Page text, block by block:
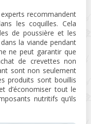
recommandent
les coquilles. Cela
de poussière et les
la viande pendant
ne peut garantir que
de crevettes non
sont non seulement
produits sont bouillis
d’économiser tout le
nutritifs qu’ils